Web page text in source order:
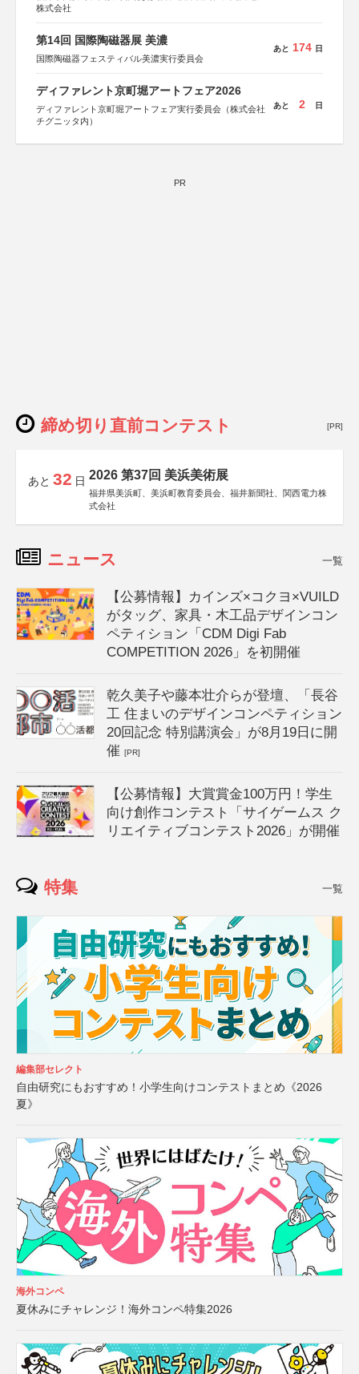
株式会社
第14回 国際陶磁器展 美濃
国際陶磁器フェスティバル美濃実行委員会
あと 174 日
ディファレント京町堀アートフェア2026
ディファレント京町堀アートフェア実行委員会（株式会社
チグニッタ内）
あと 2 日
PR
締め切り直前コンテスト [PR]
あと 32 日 2026 第37回 美浜美術展
福井県美浜町、美浜町教育委員会、福井新聞社、関西電力株
式会社
ニュース 一覧
【公募情報】カインズ×コクヨ×VUILD
がタッグ、家具・木工品デザインコン
ペティション「CDM Digi Fab
COMPETITION 2026」を初開催
乾久美子や藤本壮介らが登壇、「長谷
工 住まいのデザインコンペティション
20回記念 特別講演会」が8月19日に開
催[PR]
【公募情報】大賞賞金100万円！学生
向け創作コンテスト「サイゲームス ク
リエイティブコンテスト2026」が開催
特集 一覧
編集部セレクト
自由研究にもおすすめ！小学生向けコンテストまとめ《2026
夏》
海外コンペ
夏休みにチャレンジ！海外コンペ特集2026